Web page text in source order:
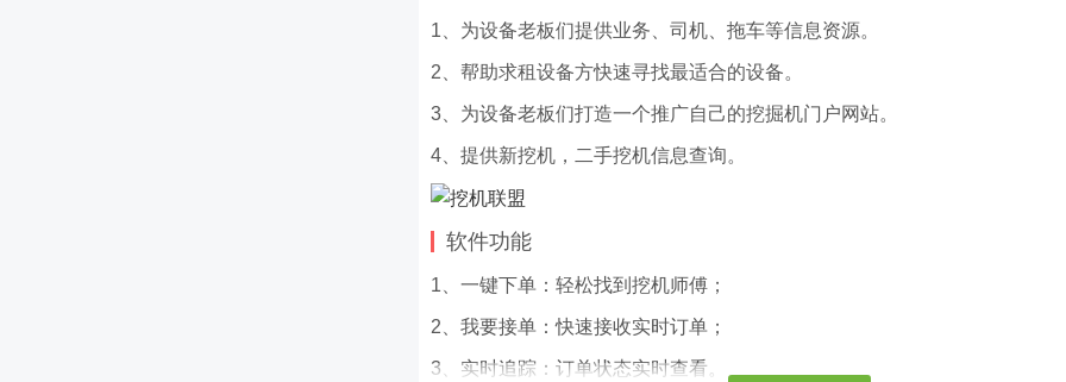
1、为设备老板们提供业务、司机、拖车等信息资源。
2、帮助求租设备方快速寻找最适合的设备。
3、为设备老板们打造一个推广自己的挖掘机门户网站。
4、提供新挖机，二手挖机信息查询。
软件功能
1、一键下单：轻松找到挖机师傅；
2、我要接单：快速接收实时订单；
3、实时追踪：订单状态实时查看。